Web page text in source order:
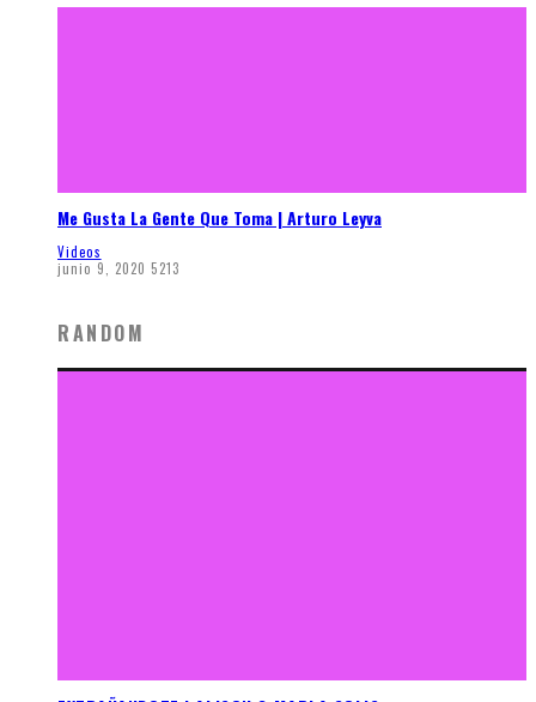
Me Gusta La Gente Que Toma | Arturo Leyva
Videos
junio 9, 2020 5213
RANDOM